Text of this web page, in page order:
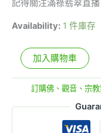
記得關注滿祿翡翠直
Availability: 1 件庫存
加入購物車
訂購佛、觀音、宗